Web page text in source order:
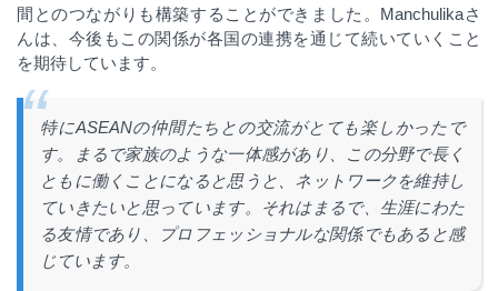
間とのつながりも構築することができました。 Manchulikaさ
んは、今後もこの関係が各国の連携を通じて続いていくこと
を期待しています。
特にASEANの仲間たちとの交流がとても楽しかったで
す。まるで家族のような一体感があり、この分野で長く
ともに働くことになると思うと、ネットワークを維持し
ていきたいと思っています。それはまるで、生涯にわた
る友情であり、プロフェッショナルな関係でもあると感
じています。